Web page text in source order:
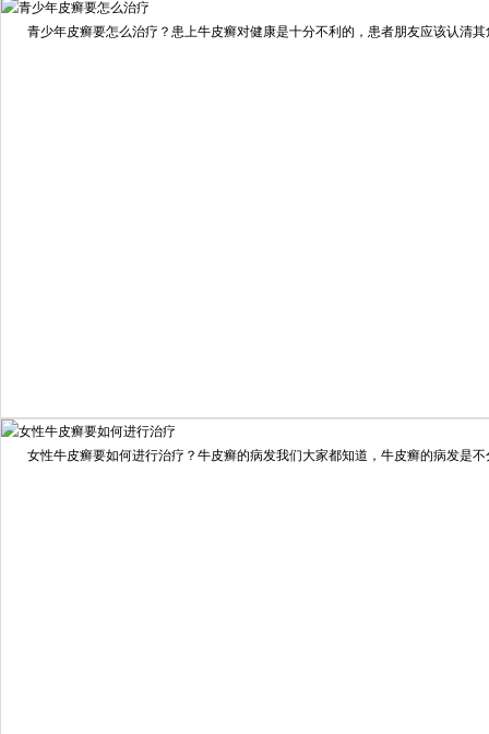
擅长：住院部主任 【个人简介】 肖建华，成都银康银屑病...
我要咨询 我要预约
青少年皮癣要怎么治疗？患上牛皮癣对健康是十分不利的，患者朋友应该认清其
女性牛皮癣要如何进行治疗？牛皮癣的病发我们大家都知道，牛皮癣的病发是不